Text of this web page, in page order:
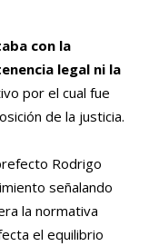
con la
legal ni la
por el cual fue
de la justicia.
Rodrigo
señalando
la normativa
el equilibrio